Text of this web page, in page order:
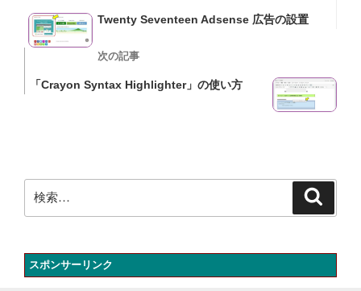
稿
ナ
ゲ
ョ
ン
去
の
投
Twenty Seventeen Adsense 広告の設置
次
次の記事
「Crayon Syntax Highlighter」の使い方
索:
スポンサーリンク